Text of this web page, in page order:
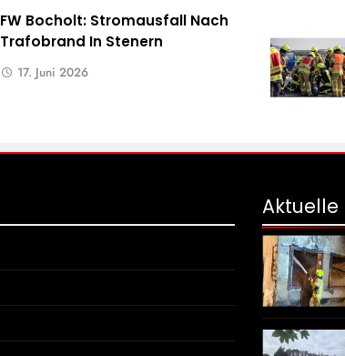
FW Bocholt: Stromausfall Nach
Trafobrand In Stenern
17. Juni 2026
Aktuelle